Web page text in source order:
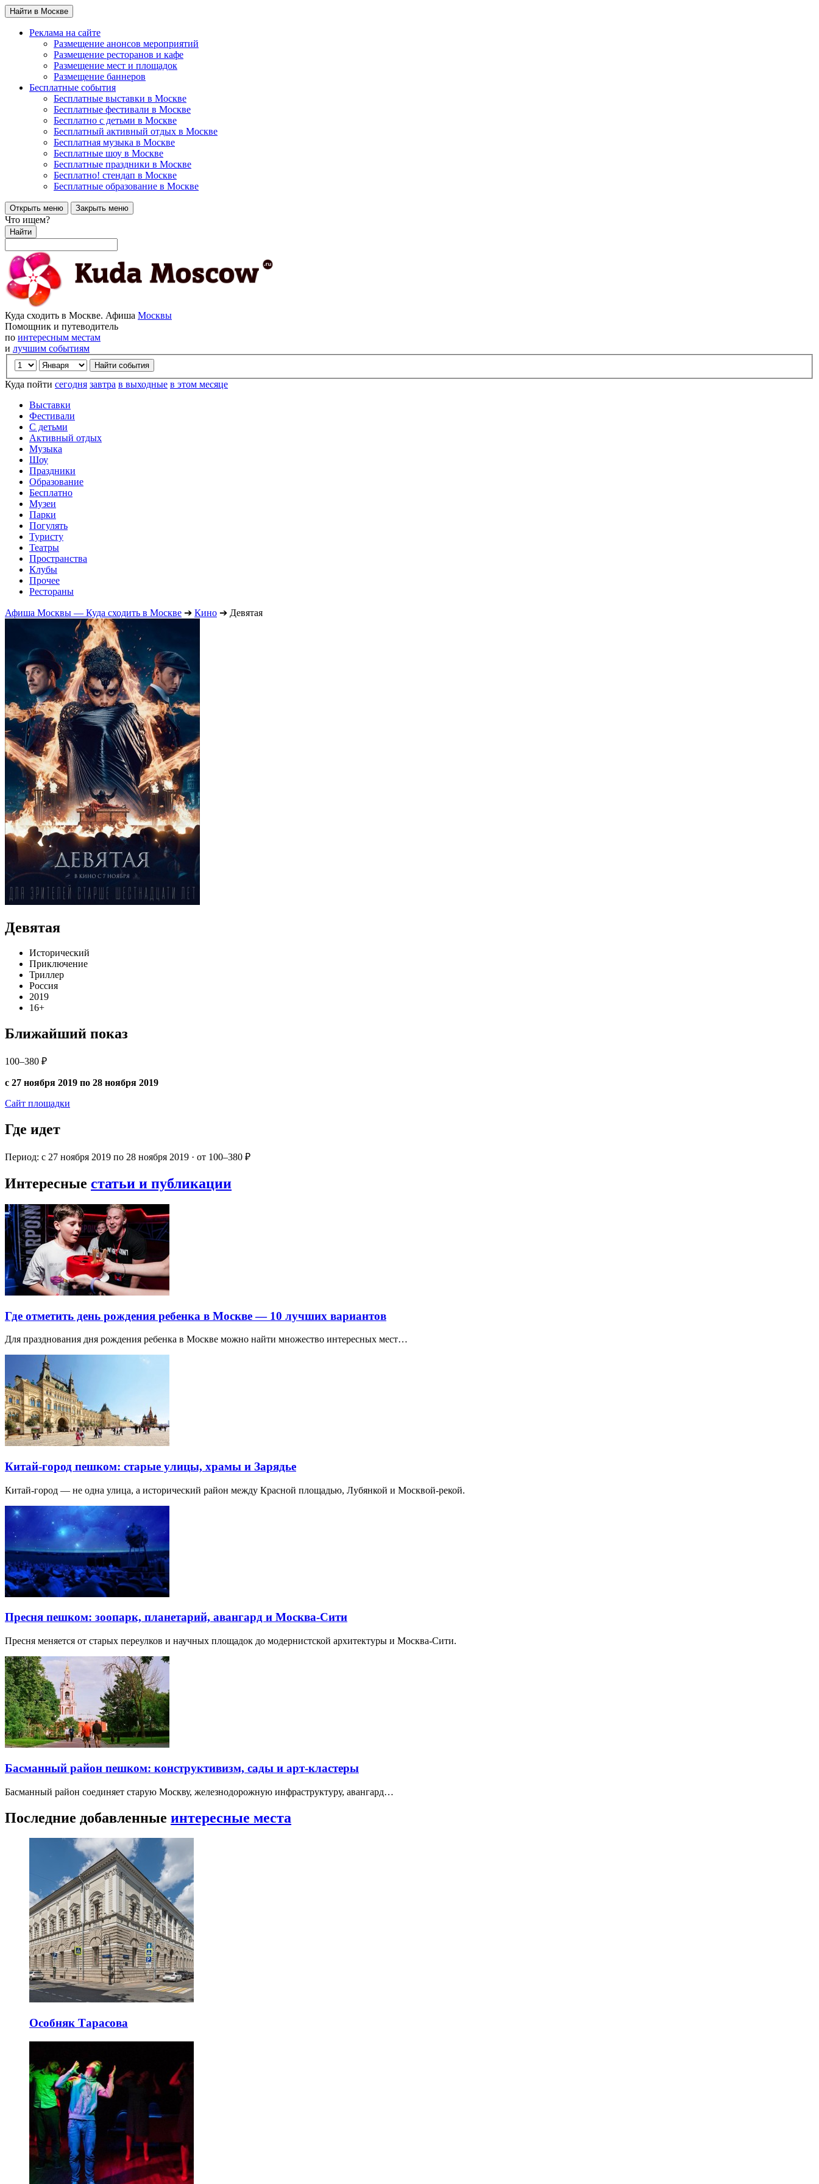
Найти в Москве
Реклама на сайте
Размещение анонсов мероприятий
Размещение ресторанов и кафе
Размещение мест и площадок
Размещение баннеров
Бесплатные события
Бесплатные выставки в Москве
Бесплатные фестивали в Москве
Бесплатно с детьми в Москве
Бесплатный активный отдых в Москве
Бесплатная музыка в Москве
Бесплатные шоу в Москве
Бесплатные праздники в Москве
Бесплатно! стендап в Москве
Бесплатные образование в Москве
Открыть меню Закрыть меню
Что ищем?
Найти
Куда сходить в Москве. Афиша Москвы
Помощник и путеводитель
по интересным местам
и лучшим событиям
Куда пойти сегодня завтра в выходные в этом месяце
Выставки
Фестивали
С детьми
Активный отдых
Музыка
Шоу
Праздники
Образование
Бесплатно
Музеи
Парки
Погулять
Туристу
Театры
Пространства
Клубы
Прочее
Рестораны
Афиша Москвы — Куда сходить в Москве ➔ Кино ➔ Девятая
Девятая
Исторический
Приключение
Триллер
Россия
2019
16+
Ближайший показ
100–380 ₽
с 27 ноября 2019 по 28 ноября 2019
Сайт площадки
Где идет
Период: с 27 ноября 2019 по 28 ноября 2019 · от 100–380 ₽
Интересные статьи и публикации
Где отметить день рождения ребенка в Москве — 10 лучших вариантов
Для празднования дня рождения ребенка в Москве можно найти множество интересных мест…
Китай-город пешком: старые улицы, храмы и Зарядье
Китай-город — не одна улица, а исторический район между Красной площадью, Лубянкой и Москвой-рекой.
Пресня пешком: зоопарк, планетарий, авангард и Москва-Сити
Пресня меняется от старых переулков и научных площадок до модернистской архитектуры и Москва-Сити.
Басманный район пешком: конструктивизм, сады и арт-кластеры
Басманный район соединяет старую Москву, железнодорожную инфраструктуру, авангард…
Последние добавленные интересные места
Особняк Тарасова